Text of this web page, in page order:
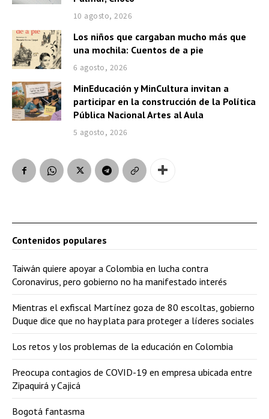
10 agosto, 2026
Los niños que cargaban mucho más que
una mochila: Cuentos de a pie
6 agosto, 2026
MinEducación y MinCultura invitan a
participar en la construcción de la Política
Pública Nacional Artes al Aula
5 agosto, 2026
Contenidos populares
Taiwán quiere apoyar a Colombia en lucha contra
Coronavirus, pero gobierno no ha manifestado interés
Mientras el exfiscal Martínez goza de 80 escoltas, gobierno
Duque dice que no hay plata para proteger a líderes sociales
Los retos y los problemas de la educación en Colombia
Preocupa contagios de COVID-19 en empresa ubicada entre
Zipaquirá y Cajicá
Bogotá fantasma